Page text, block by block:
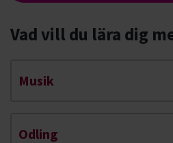
Vad vill du lära dig
Musik
Odling